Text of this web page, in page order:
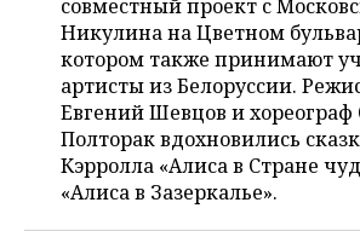
КИБЕРСПОРТ
ФИГУРНОЕ КАТАНИЕ
ВОДНЫЕ ВИДЫ СПОРТА
ХОККЕЙ С МЯЧОМ
КУЛЬТУРА
МЕДИЦИНА
ОБРАЗОВАНИЕ
ПРОИСШЕСТВИЯ
СПИСОК КОМПАНИЙ
совместный проект с
Никулина на Цветном
котором также принимают
артисты из Белоруссии.
Евгений Шевцов и хореограф
Полторак вдохновились
Кэрролла «Алиса в Стране
«Алиса в Зазеркалье».